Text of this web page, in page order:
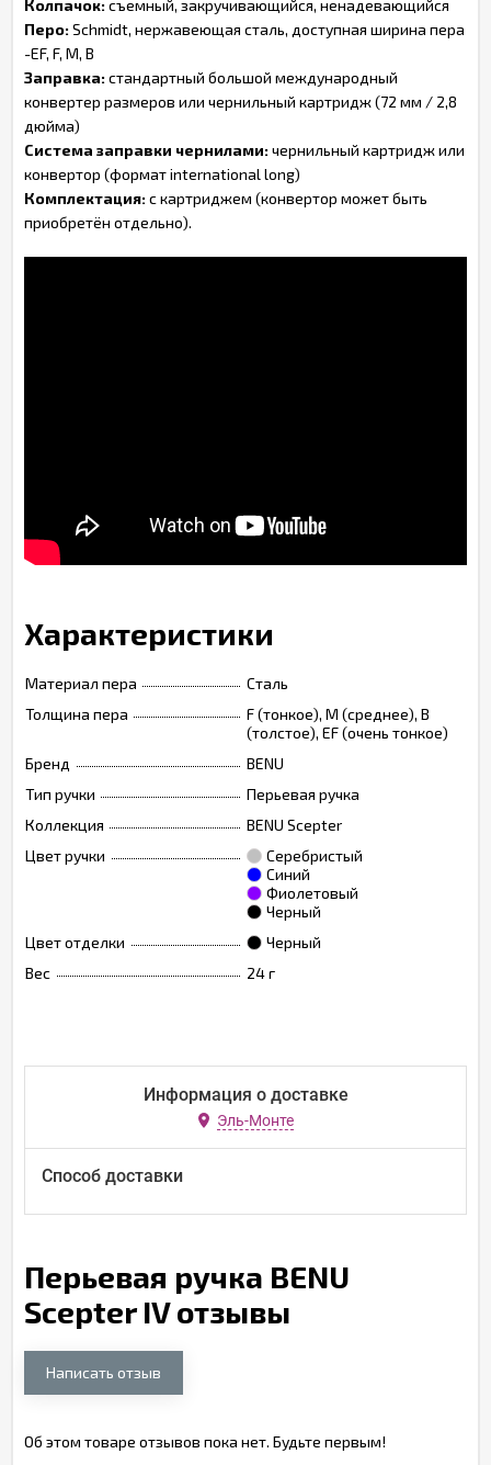
Колпачок:съемный, закручивающийся, ненадевающийся
Перо:Schmidt, нержавеющая сталь, доступная ширина пера
-EF, F, M, B
Заправка:стандартный большой международный
конвертер размеров или чернильный картридж (72 мм / 2,8
дюйма)
Система заправки чернилами:чернильный картридж или
конвертор (формат international long)
Комплектация:с картриджем (конвертор может быть
приобретён отдельно).
Характеристики
Материал пера
Сталь
Толщина пера
F (тонкое), M (среднее), B
(толстое), EF (очень тонкое)
Бренд
BENU
Тип ручки
Перьевая ручка
Коллекция
BENU Scepter
Цвет ручки
Серебристый
Синий
Фиолетовый
Черный
Цвет отделки
Черный
Вес
24 г
Информация о доставке
Эль-Монте
Способ доставки
Перьевая ручка BENU
Scepter IV отзывы
Написать отзыв
Об этом товаре отзывов пока нет. Будьте первым!